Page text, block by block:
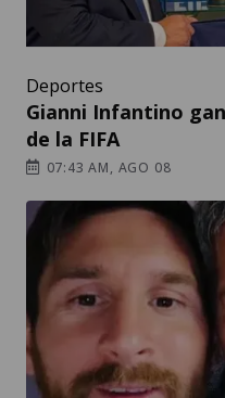
Deportes
Gianni Infantino
de la FIFA
07:43 AM, AGO 08